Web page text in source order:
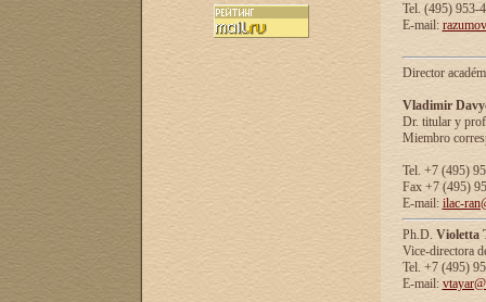
Tel. (495) 953-
E-mail:
Director
Vladimir
Dr. titular y
Miembro
Tel. +7 (495)
Fax +7 (495)
E-mail: ilac-
Ph.D. Violetta
Vice-directora
Tel. +7 (495)
E-mail: